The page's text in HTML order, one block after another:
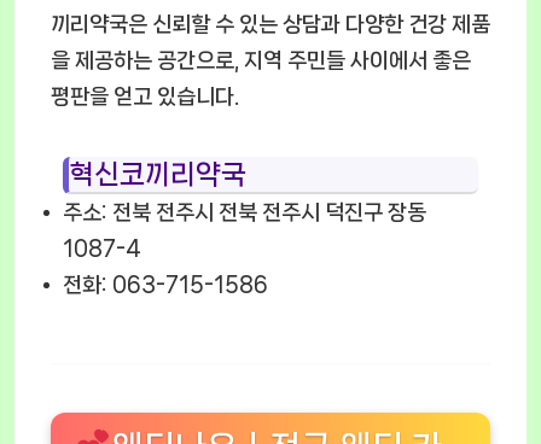
끼리약국은 신뢰할 수 있는 상담과 다양한 건강 제품
을 제공하는 공간으로, 지역 주민들 사이에서 좋은
평판을 얻고 있습니다.
혁신코끼리약국
주소: 전북 전주시 전북 전주시 덕진구 장동
1087-4
전화: 063-715-1586